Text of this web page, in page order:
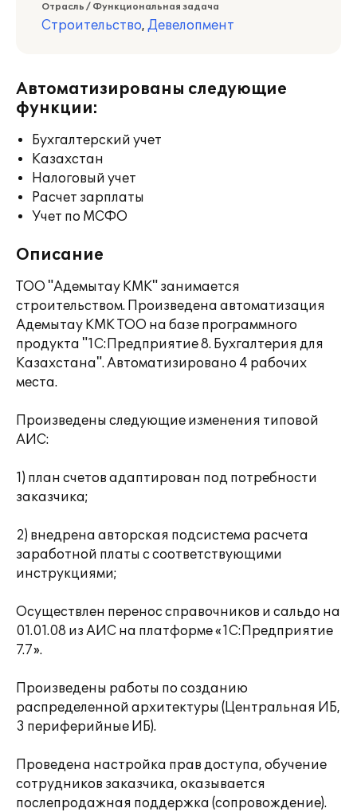
Отрасль / Функциональная задача
Строительство, Девелопмент
Автоматизированы следующие
функции:
Бухгалтерский учет
Казахстан
Налоговый учет
Расчет зарплаты
Учет по МСФО
Описание
ТОО "Адемытау КМК" занимается
строительством. Произведена автоматизация
Адемытау КМК ТОО на базе программного
продукта "1С:Предприятие 8. Бухгалтерия для
Казахстана". Автоматизировано 4 рабочих
места.
Произведены следующие изменения типовой
АИС:
1) план счетов адаптирован под потребности
заказчика;
2) внедрена авторская подсистема расчета
заработной платы с соответствующими
инструкциями;
Осуществлен перенос справочников и сальдо на
01.01.08 из АИС на платформе «1С:Предприятие
7.7».
Произведены работы по созданию
распределенной архитектуры (Центральная ИБ,
3 периферийные ИБ).
Проведена настройка прав доступа, обучение
сотрудников заказчика, оказывается
послепродажная поддержка (сопровождение).